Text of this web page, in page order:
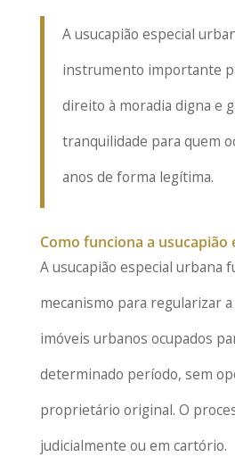
A usucapião especial
instrumento importante
direito à moradia digna e
tranquilidade para quem
anos de forma legítima.
Como funciona a usucapião
A usucapião especial urbana
mecanismo para regularizar
imóveis urbanos ocupados
determinado período, sem
proprietário original. O
judicialmente ou em cartório.